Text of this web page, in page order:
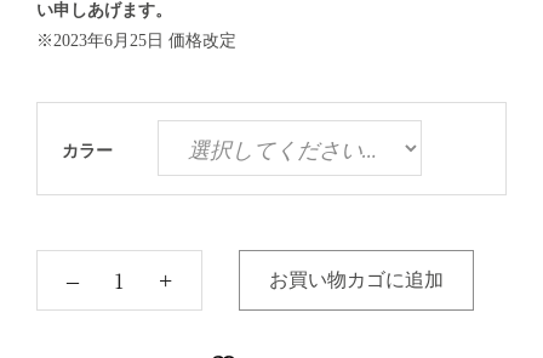
い申しあげます。
※2023年6月25日 価格改定
カラー
‒ + お買い物カゴに追加